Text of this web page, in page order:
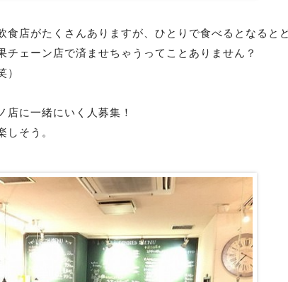
食店がたくさんありますが、ひとりで食べるとなると
チェーン店で済ませちゃうってことありません？
）
店に一緒にいく人募集！
しそう。